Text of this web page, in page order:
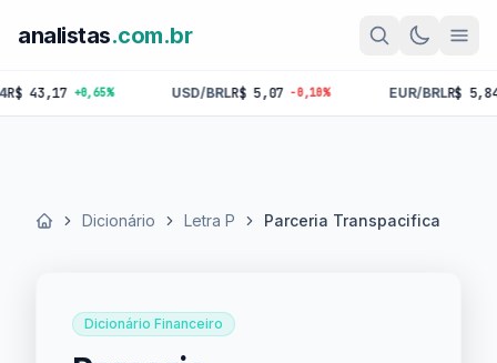
analistas.com.br
+0,65% USD/BRLR$ 5,07 -0,10% EUR/BRLR$ 5,84 -
Início Dicionário Letra P Parceria Transpacifica
Dicionário Financeiro